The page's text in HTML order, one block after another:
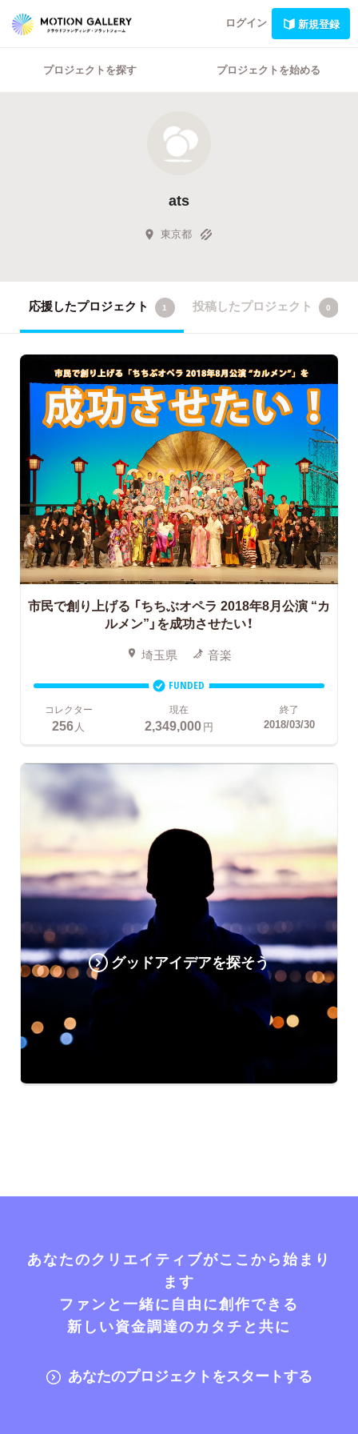
ログイン 新規登録
プロジェクトを探す プロジェクトを始める
ats
東京都
応援したプロジェクト 1 投稿したプロジェクト 0
市民で創り上げる 「ちちぶオペラ 2018年8月公演 “カ
ルメン”」を成功させたい！
埼玉県 音楽
FUNDED
コレクター
256 人
現在
2,349,000円
終了
2018/03/30
グッドアイデアを探そう
あなたのクリエイティブがここから始まり
ます
ファンと一緒に自由に創作できる
新しい資金調達のカタチと共に
あなたのプロジェクトをスタートする